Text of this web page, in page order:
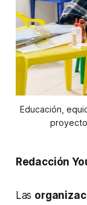
Educación,
Redacción
Las